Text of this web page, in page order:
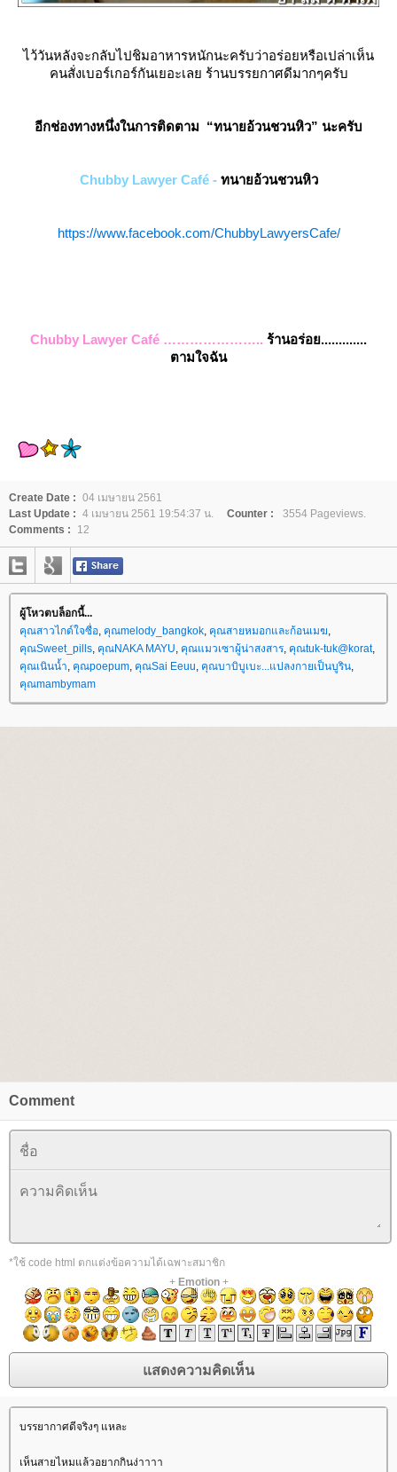
ไว้วันหลังจะกลับไปชิมอาหารหนักนะครับว่าอร่อยหรือเปล่าเห็น
คนสั่งเบอร์เกอร์กันเยอะเลย ร้านบรรยกาศดีมากๆครับ
อีกช่องทางหนึ่งในการติดตาม “ทนายอ้วนชวนหิว” นะครับ
Chubby Lawyer Café - ทนายอ้วนชวนหิว
https://www.facebook.com/ChubbyLawyersCafe/
Chubby Lawyer Café ………………….. ร้านอร่อย.............
ตามใจฉัน
Create Date : 04 เมษายน 2561
Last Update : 4 เมษายน 2561 19:54:37 น. Counter :
3554 Pageviews.
Comments :
12
ผู้โหวตบล็อกนี้...
คุณสาวไกด์ใจซื่อ, คุณmelody_bangkok, คุณสายหมอกและก้อนเมฆ,
คุณSweet_pills, คุณNAKA MAYU, คุณแมวเซาผู้น่าสงสาร, คุณtuk-tuk@korat,
คุณเนินน้ำ, คุณpoepum, คุณSai Eeuu, คุณบาบิบูเบะ...แปลงกายเป็นบูริน,
คุณmambymam
Comment
*ใช้ code html ตกแต่งข้อความได้เฉพาะสมาชิก
+ Emotion+
บรรยากาศดีจริงๆ แหละ
เห็นสายไหมแล้วอยากกินง่าาาา